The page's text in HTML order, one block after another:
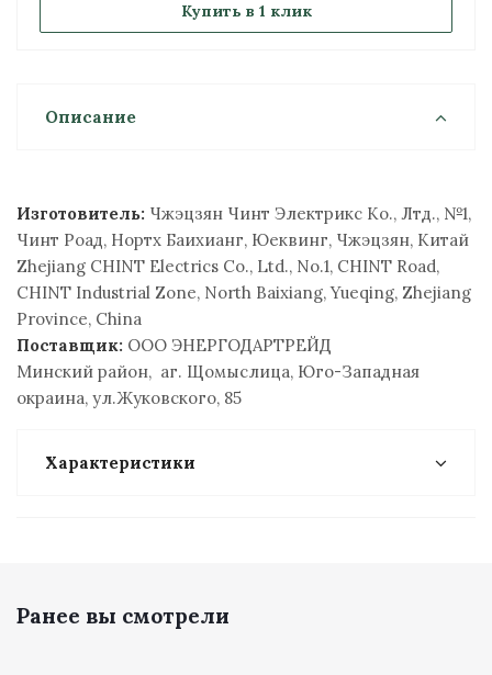
Купить в 1 клик
Описание
Изготовитель: Чжэцзян Чинт Электрикс Ко., Лтд., №1,
Чинт Роад, Нортх Баиxианг, Юеквинг, Чжэцзян, Китай
Zhejiang CHINT Electrics Co., Ltd., No.1, CHINT Road,
CHINT Industrial Zone, North Baixiang, Yueqing, Zhejiang
Province, China
Поставщик: ООО ЭНЕРГОДАРТРЕЙД
Минский район, аг. Щомыслица, Юго-Западная
окраина, ул.Жуковского, 85
Характеристики
Ранее вы смотрели